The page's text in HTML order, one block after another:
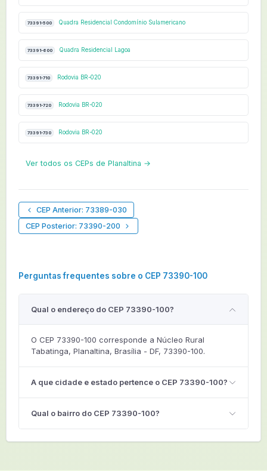
73391-500 Quadra Residencial Condomínio Sulamericano
73391-600 Quadra Residencial Lagoa
73391-710 Rodovia BR-020
73391-720 Rodovia BR-020
73391-730 Rodovia BR-020
Ver todos os CEPs de Planaltina →
CEP Anterior: 73389-030
CEP Posterior: 73390-200
Perguntas frequentes sobre o CEP 73390-100
Qual o endereço do CEP 73390-100?
O CEP 73390-100 corresponde a Núcleo Rural
Tabatinga, Planaltina, Brasília - DF, 73390-100.
A que cidade e estado pertence o CEP 73390-100?
Qual o bairro do CEP 73390-100?